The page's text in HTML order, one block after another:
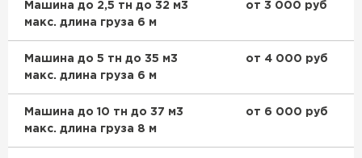
Машина до 2,5 тн до 32 м3
макс. длина груза 6 м
от 3 000 руб
Машина до 5 тн до 35 м3
макс. длина груза 6 м
от 4 000 руб
Машина до 10 тн до 37 м3
макс. длина груза 8 м
от 6 000 руб